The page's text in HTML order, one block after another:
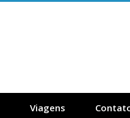
Viagens